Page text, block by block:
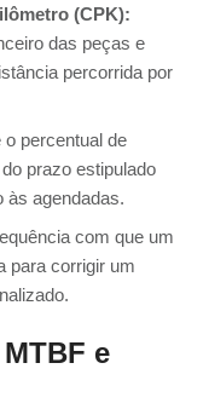
(CPK):
das peças e
percorrida por
o percentual de
prazo estipulado
às agendadas.
com que um
para corrigir um
e